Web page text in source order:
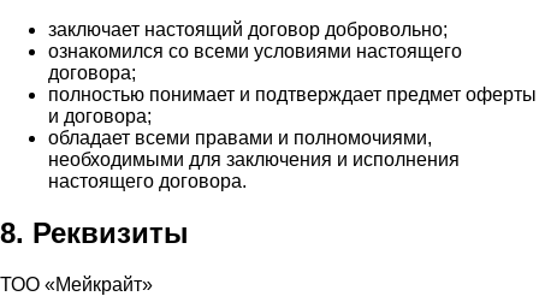
заключает настоящий договор добровольно;
ознакомился со всеми условиями настоящего
договора;
полностью понимает и подтверждает предмет оферты
и договора;
обладает всеми правами и полномочиями,
необходимыми для заключения и исполнения
настоящего договора.
8. Реквизиты
ТОО «Мейкрайт»